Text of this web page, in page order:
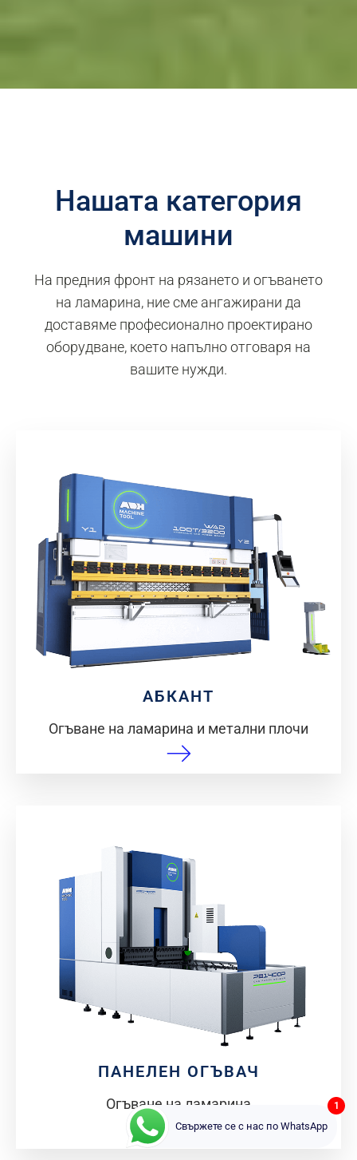
Нашата категория
машини
На предния фронт на рязането и огъването
на ламарина, ние сме ангажирани да
доставяме професионално проектирано
оборудване, което напълно отговаря на
вашите нужди.
АБКАНТ
Огъване на ламарина и метални плочи
ПАНЕЛЕН ОГЪВАЧ
Огъване на ламарина 1
Свържете се с нас по WhatsApp